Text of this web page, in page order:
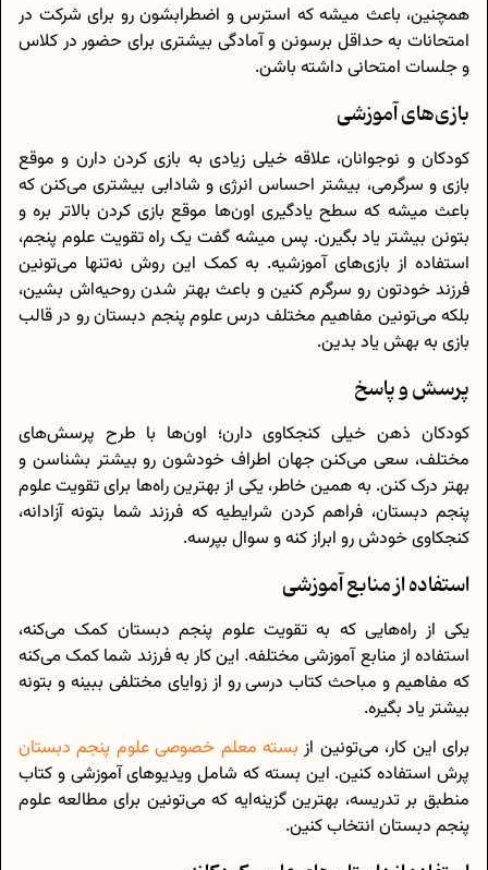
همچنین، باعث میشه که استرس و اضطرابشون رو برای شرکت در
امتحانات به حداقل برسونن و آمادگی بیشتری برای حضور در کلاس
و جلسات امتحانی داشته باشن.
بازی‌های آموزشی
کودکان و نوجوانان، علاقه خیلی زیادی به بازی کردن دارن و موقع
بازی و سرگرمی، بیشتر احساس انرژی و شادابی بیشتری می‌کنن که
باعث میشه که سطح یادگیری اون‌ها موقع بازی کردن بالاتر بره و
بتونن بیشتر یاد بگیرن. پس میشه گفت یک راه تقویت علوم پنجم،
استفاده از بازی‌های آموزشیه. به کمک این روش نه‌تنها می‌تونین
فرزند خودتون رو سرگرم کنین و باعث بهتر شدن روحیه‌اش بشین،
بلکه می‌تونین مفاهیم مختلف درس علوم پنجم دبستان رو در قالب
بازی به بهش یاد بدین.
پرسش و پاسخ
کودکان ذهن خیلی کنجکاوی دارن؛ اون‌ها با طرح پرسش‌های
مختلف، سعی می‌کنن جهان اطراف خودشون رو بیشتر بشناسن و
بهتر درک کنن. به همین خاطر، یکی از بهترین راه‌ها برای تقویت علوم
پنجم دبستان، فراهم کردن شرایطیه که فرزند شما بتونه آزادانه،
کنجکاوی خودش رو ابراز کنه و سوال بپرسه.
استفاده از منابع آموزشی
یکی از راه‌هایی که به تقویت علوم پنجم دبستان کمک می‌کنه،
استفاده از منابع آموزشی مختلفه. این کار به فرزند شما کمک می‌کنه
که مفاهیم و مباحث کتاب درسی رو از زوایای مختلفی ببینه و بتونه
بیشتر یاد بگیره.
برای این کار، می‌تونین از بسته معلم خصوصی علوم پنجم دبستان
پرش استفاده کنین. این بسته که شامل ویدیوهای آموزشی و کتاب
منطبق بر تدریسه، بهترین گزینه‌ایه که می‌تونین برای مطالعه علوم
پنجم دبستان انتخاب کنین.